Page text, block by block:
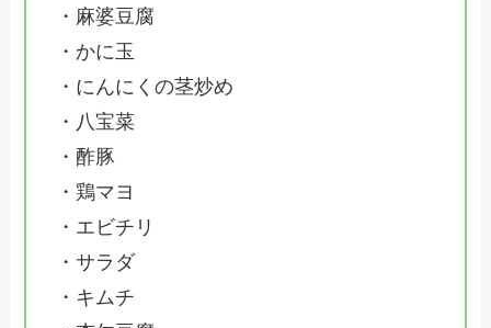
・麻婆豆腐
・かに玉
・にんにくの茎炒め
・八宝菜
・酢豚
・鶏マヨ
・エビチリ
・サラダ
・キムチ